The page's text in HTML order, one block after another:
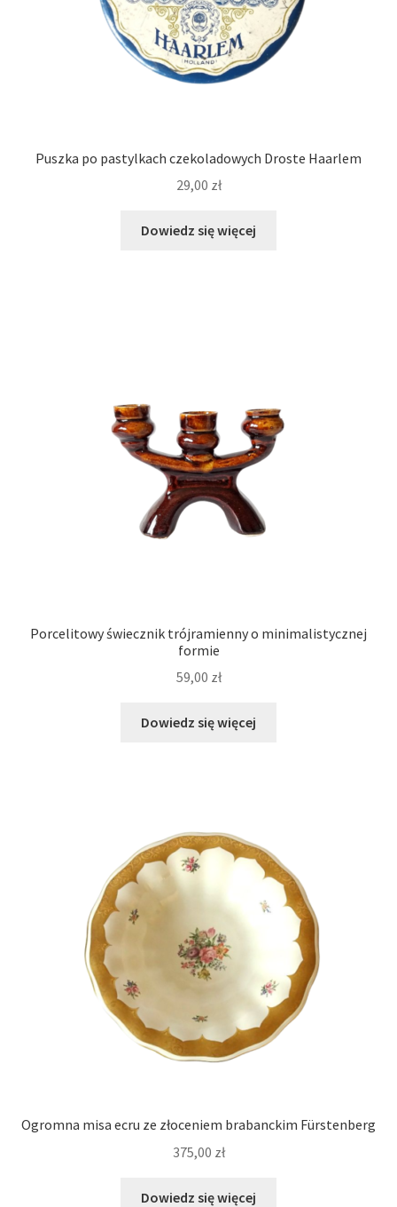
Puszka po pastylkach czekoladowych Droste Haarlem
29,00 zł
Dowiedz się więcej
Porcelitowy świecznik trójramienny o minimalistycznej
formie
59,00 zł
Dowiedz się więcej
Ogromna misa ecru ze złoceniem brabanckim Fürstenberg
375,00 zł
Dowiedz się więcej